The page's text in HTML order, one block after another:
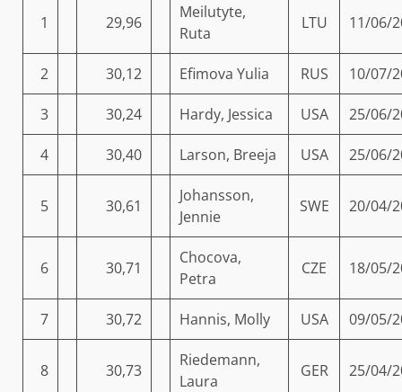
1 29,96
Meilutyte,
Ruta
LTU 11/06/
2 30,12 Efimova Yulia RUS 10/07/
3 30,24 Hardy, Jessica USA 25/06/
4 30,40 Larson, Breeja USA 25/06/
5 30,61
Johansson,
Jennie
SWE 20/04/
6 30,71
Chocova,
Petra
CZE 18/05/
7 30,72 Hannis, Molly USA 09/05/
8 30,73
Riedemann,
Laura
GER 25/04/